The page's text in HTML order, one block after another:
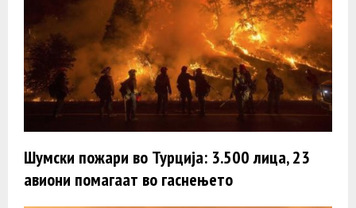
Шумски пожари во Турција: 3.500 лица, 23
авиони помагаат во гаснењето